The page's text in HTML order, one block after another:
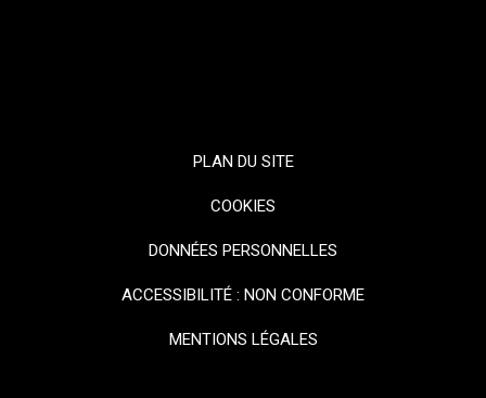
PLAN DU SITE
COOKIES
DONNÉES PERSONNELLES
ACCESSIBILITÉ : NON CONFORME
MENTIONS LÉGALES